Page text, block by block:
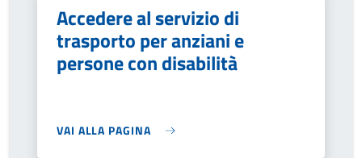
Accedere al servizio di
trasporto per anziani e
persone con disabilità
VAI ALLA PAGINA